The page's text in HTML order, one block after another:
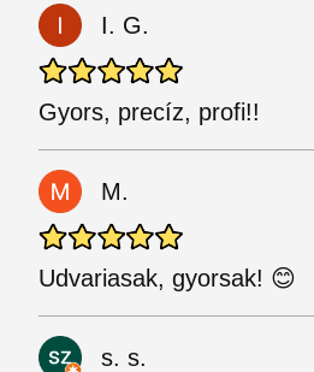
I. G.
Gyors, precíz, profi!!
M.
Udvariasak, gyorsak! 😊
s. s.